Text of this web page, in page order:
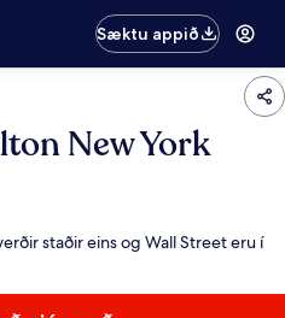
Sæktu appið
New York
staðir eins og Wall Street eru í